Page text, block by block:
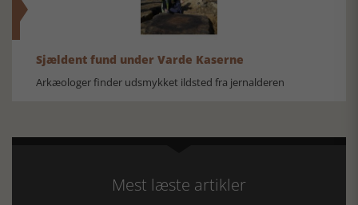
Sjældent fund under Varde Kaserne
Arkæologer finder udsmykket ildsted fra jernalderen
Mest læste artikler